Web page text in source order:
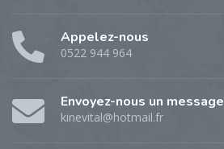
Appelez-nous
0522 944 964
Envoyez-nous un message
kinevital@hotmail.fr